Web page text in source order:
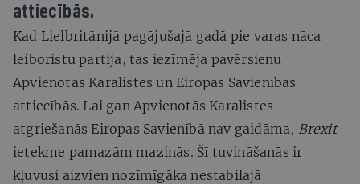
attiecībās.
Kad Lielbritānijā pagājušajā gadā pie varas nāca
leiboristu partija, tas iezīmēja pavērsienu
Apvienotās Karalistes un Eiropas Savienības
attiecībās. Lai gan Apvienotās Karalistes
atgriešanās Eiropas Savienībā nav gaidāma, Brexit
ietekme pamazām mazinās. Šī tuvināšanās ir
kļuvusi aizvien nozīmīgāka nestabilajā